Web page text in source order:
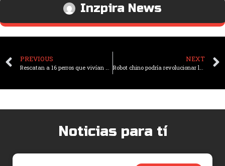
Inzpira News
PREVIOUS
Rescatan a 16 perros que vivían en condiciones extremas de maltrato en un criadero clandestino en Chile
NEXT
Robot chino podría revolucionar la ayuda a personas con discapacidad visual
Noticias para tí